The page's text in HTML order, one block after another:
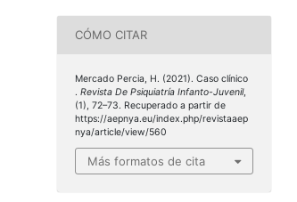
CÓMO CITAR
Mercado Percia, H. (2021). Caso clínico
. Revista De Psiquiatría Infanto-Juvenil,
(1), 72–73. Recuperado a partir de
https://aepnya.eu/index.php/revistaaep
nya/article/view/560
Más formatos de cita